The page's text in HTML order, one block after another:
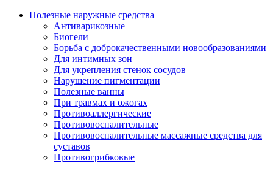
Полезные наружные средства
Антиварикозные
Биогели
Борьба с доброкачественными новообразованиями
Для интимных зон
Для укрепления стенок сосудов
Нарушение пигментации
Полезные ванны
При травмах и ожогах
Противоаллергические
Противовоспалительные
Противовоспалительные массажные средства для
суставов
Противогрибковые